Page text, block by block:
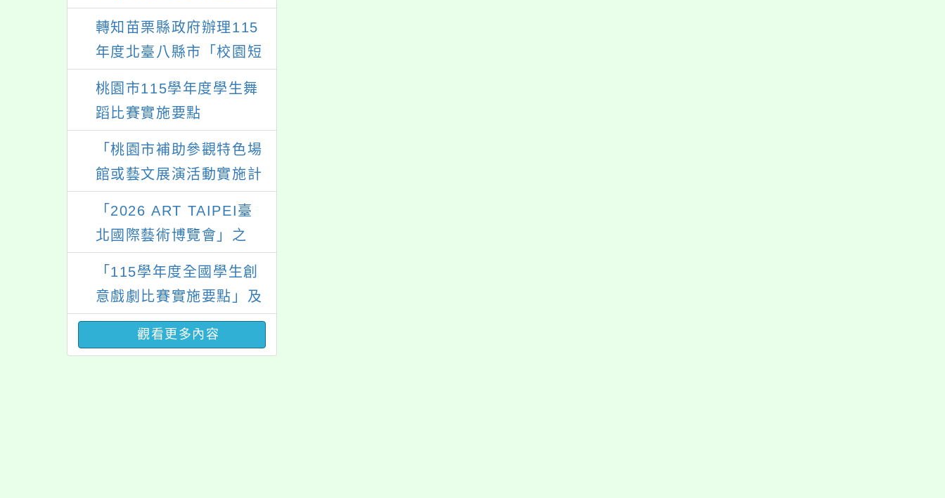
轉知苗栗縣政府辦理115
年度北臺八縣市「校園短
桃園市115學年度學生舞
蹈比賽實施要點
「桃園市補助參觀特色場
館或藝文展演活動實施計
「2026 ART TAIPEI臺
北國際藝術博覽會」之
「115學年度全國學生創
意戲劇比賽實施要點」及
修正內容對照表
觀看更多內容